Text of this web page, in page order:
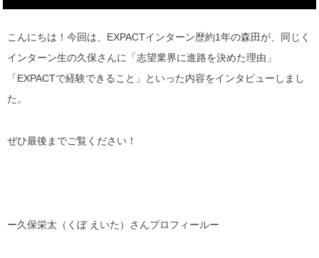
こんにちは！今回は、EXPACTインターン歴約1年の森田が、同じく
インターン生の久保さんに「志望業界に進路を決めた理由 」
「EXPACTで経験できること 」といった内容をインタビューしまし
た。
ぜひ最後までご覧ください！
ー久保栄太（くぼ えいた）さんプロフィールー